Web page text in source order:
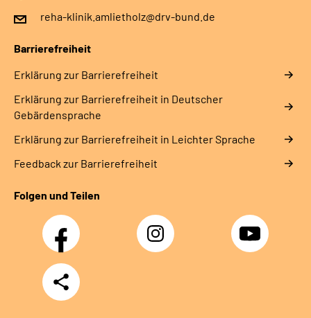
Leichte Sprache
reha-klinik.amlietholz@drv-bund.de
Barrierefreiheit
Erklärung zur Barrierefreiheit
Erklärung zur Barrierefreiheit in Deutscher
Gebärdensprache
Erklärung zur Barrierefreiheit in Leichter Sprache
Feedback zur Barrierefreiheit
Folgen und Teilen
Facebook Instagram YouTube
Teilen